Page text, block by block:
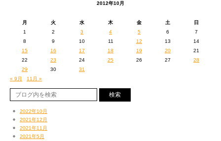
2012年10月
月 火 水 木 金 土
日
1
2 3 4 5 6
7
8
9 10 11 12 13
14
15
16 17 18 19 20
21
22
23 24 25 26 27
28
29
30
31
« 9月
11月 »
2022年10月
2021年12月
2021年11月
2021年5月